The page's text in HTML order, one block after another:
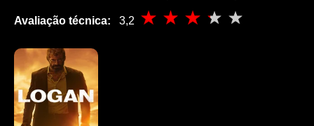
Avaliação técnica: 3,2